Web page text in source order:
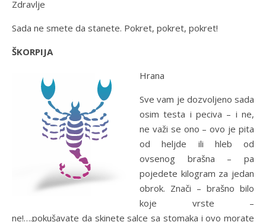
Zdravlje
Sada ne smete da stanete. Pokret, pokret, pokret!
ŠKORPIJA
Hrana
Sve vam je dozvoljeno sada
osim testa i peciva – i ne,
ne važi se ono – ovo je pita
od heljde ili hleb od
ovsenog brašna – pa
pojedete kilogram za jedan
obrok. Znači – brašno bilo
koje vrste –
ne!….pokušavate da skinete salce sa stomaka i ovo morate